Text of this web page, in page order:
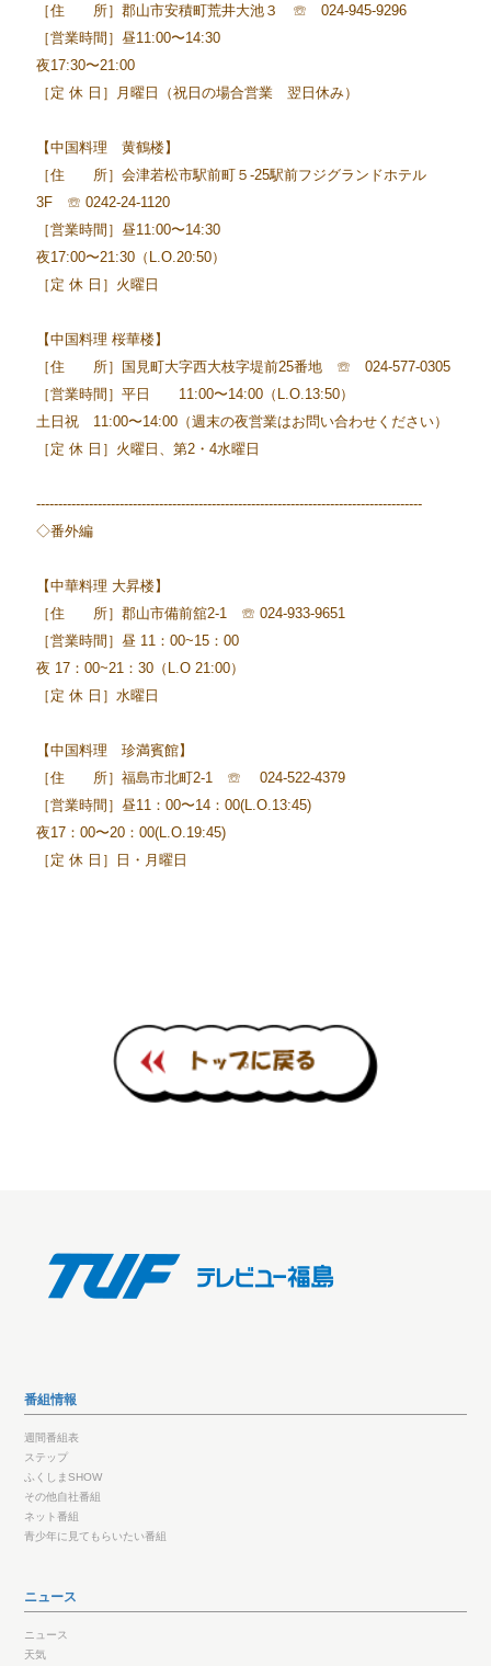
［住 所］郡山市安積町荒井大池３ ☏ 024-945-9296
［営業時間］昼11:00〜14:30
夜17:30〜21:00
［定 休 日］月曜日（祝日の場合営業 翌日休み）
【中国料理 黄鶴楼】
［住 所］会津若松市駅前町５-25駅前フジグランドホテル
3F ☏ 0242-24-1120
［営業時間］昼11:00〜14:30
夜17:00〜21:30（L.O.20:50）
［定 休 日］火曜日
【中国料理 桜華楼】
［住 所］国見町大字西大枝字堤前25番地 ☏ 024-577-0305
［営業時間］平日 11:00〜14:00（L.O.13:50）
土日祝 11:00〜14:00（週末の夜営業はお問い合わせください）
［定 休 日］火曜日、第2・4水曜日
----------------------------------------------------------------------------------------
◇番外編
【中華料理 大昇楼】
［住 所］郡山市備前舘2-1 ☏ 024-933-9651
［営業時間］昼 11：00~15：00
夜 17：00~21：30（L.O 21:00）
［定 休 日］水曜日
【中国料理 珍満賓館】
［住 所］福島市北町2-1 ☏ 024-522-4379
［営業時間］昼11：00〜14：00(L.O.13:45)
夜17：00〜20：00(L.O.19:45)
［定 休 日］日・月曜日
番組情報
週間番組表
ステップ
ふくしまSHOW
その他自社番組
ネット番組
青少年に見てもらいたい番組
ニュース
ニュース
天気